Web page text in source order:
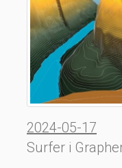
2024-05-17
Surfer i